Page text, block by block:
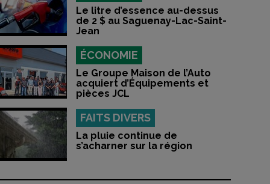
Le litre d’essence au-dessus
de 2 $ au Saguenay-Lac-Saint-
Jean
ÉCONOMIE
Le Groupe Maison de l’Auto
acquiert d’Équipements et
pièces JCL
FAITS DIVERS
La pluie continue de
s’acharner sur la région